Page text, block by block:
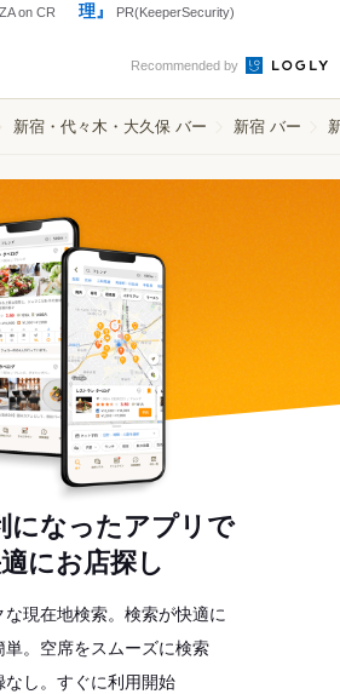
on CR
理』
PR(KeeperSecurity)
Recommended by
新宿・代々木・大久保 バー 新宿 バー
になったアプリで
にお店探し
な現在地検索。検索が快適に
単。空席をスムーズに検索
なし。すぐに利用開始